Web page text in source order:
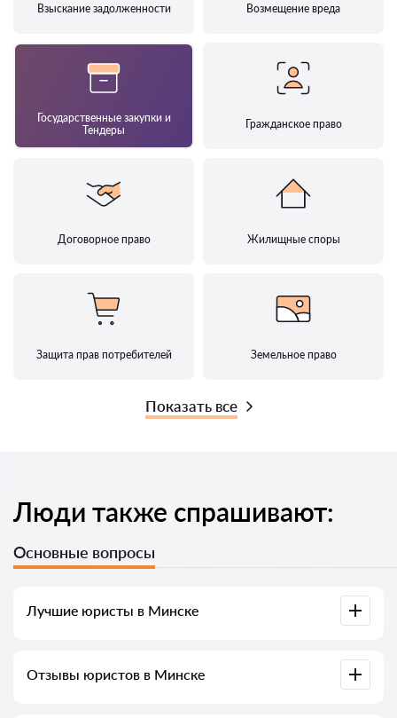
Взыскание задолженности Возмещение вреда
Государственные закупки и
Тендеры
Гражданское право
Договорное право Жилищные споры
Защита прав потребителей Земельное право
Показать все
Люди также спрашивают:
Основные вопросы
Лучшие юристы в Минске
информацией. Цены, отзывы, номер телефона и адрес.
Отзывы юристов в Минске